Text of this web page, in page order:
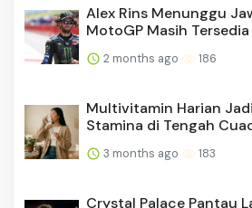
Alex Rins Menunggu
MotoGP Masih Tersedia
2 months ago 186
Multivitamin Harian
Stamina di Tengah
3 months ago 183
Crystal Palace Pantau